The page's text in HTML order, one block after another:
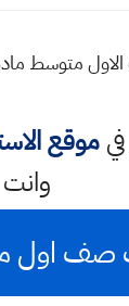
الاسبوع الاول
فيموقع
اول